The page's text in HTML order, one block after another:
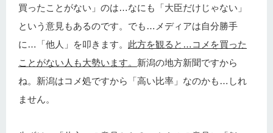
買ったことがない」のは…なにも「大臣だけじゃない」
という意見もあるのです。でも…メディアは自分勝手
に…「他人」を叩きます。 此方を観ると…コメを買った
ことがない人も大勢います。 新潟の地方新聞ですから
ね。新潟はコメ処ですから「高い比率」なのかも…しれ
ません。